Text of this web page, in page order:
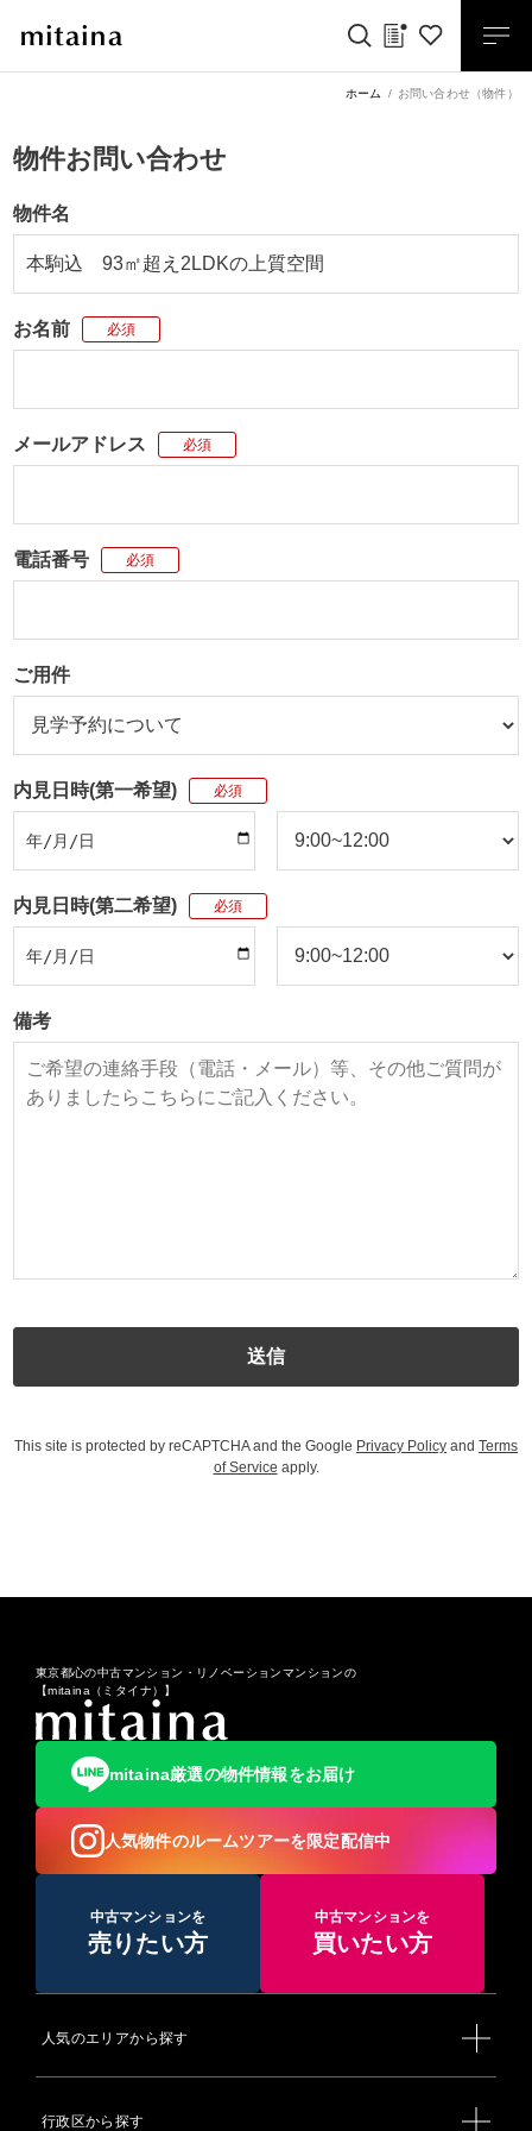
ホーム お問い合わせ（物件）
物件お問い合わせ
物件名
お名前 必須
メールアドレス 必須
電話番号 必須
ご用件
内見日時(第一希望) 必須
内見日時(第二希望) 必須
備考
This site is protected by reCAPTCHA and the Google Privacy Policy and Terms
of Service apply.
東京都心の中古マンション・リノベーションマンションの
【mitaina（ミタイナ）】
mitaina厳選の物件情報をお届け
人気物件のルームツアーを限定配信中
中古マンションを
売りたい方
中古マンションを
買いたい方
人気のエリアから探す
行政区から探す